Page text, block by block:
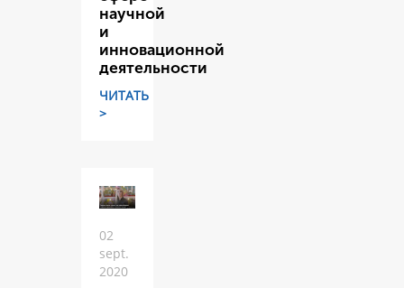
научной
и
инновационной
деятельности
ЧИТАТЬ
>
02
sept.
2020